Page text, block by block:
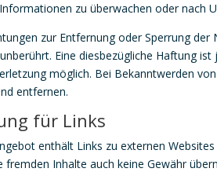
zu überwachen oder nach
zur Entfernung oder Sperrung
Eine diesbezügliche Haftung
möglich. Bei Bekanntwerden
entfernen.
für Links
enthält Links zu externen
fremden Inhalte auch keine Gewähr